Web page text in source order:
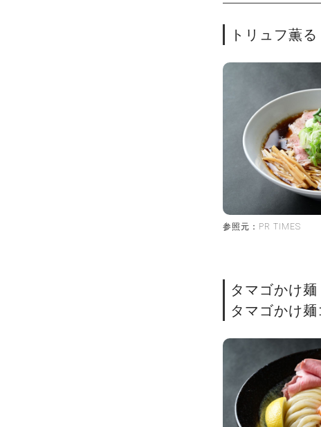
トリュフ薫
参照元：PR TIMES
タマゴかけ
タマゴかけ